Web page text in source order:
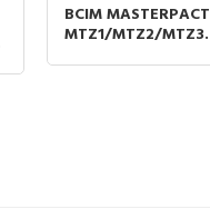
BCIM MASTERPACT
MTZ1/MTZ2/MTZ3